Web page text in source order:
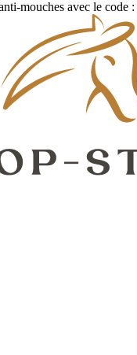
mouches avec le code :